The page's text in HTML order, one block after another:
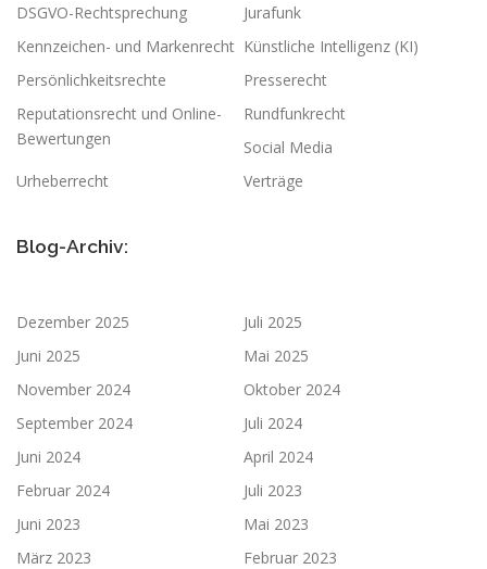
DSGVO-Rechtsprechung
Jurafunk
Kennzeichen- und Markenrecht Künstliche Intelligenz (KI)
Persönlichkeitsrechte
Presserecht
Reputationsrecht und Online-
Bewertungen
Rundfunkrecht
Social Media
Urheberrecht
Verträge
Blog-Archiv:
Dezember 2025
Juli 2025
Juni 2025
Mai 2025
November 2024
Oktober 2024
September 2024
Juli 2024
Juni 2024
April 2024
Februar 2024
Juli 2023
Juni 2023
Mai 2023
März 2023
Februar 2023